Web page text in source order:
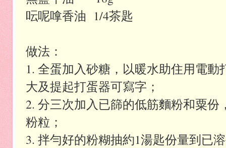
呍呢嗱香油 1/4茶匙
做法：
1. 全蛋加入砂糖，以暖水助住用電
大及提起打蛋器可寫字；
2. 分三次加入已篩的低筋麵粉和粟
粉粒；
3. 拌勻好的粉糊抽約1湯匙份量到已